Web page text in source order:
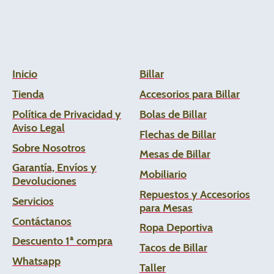
Inicio
Tienda
Política de Privacidad y
Aviso Legal
Sobre Nosotros
Garantía, Envíos y
Devoluciones
Servicios
Contáctanos
Descuento 1ª compra
Whatsapp
Billar
Accesorios para Billar
Bolas de Billar
Flechas de Billar
Mesas de Billar
Mobiliario
Repuestos y Accesorios
para Mesas
Ropa Deportiva
Tacos de Billar
Taller